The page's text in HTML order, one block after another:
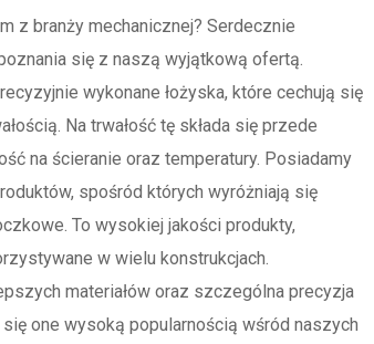
z branży mechanicznej? Serdecznie
się z naszą wyjątkową ofertą.
wykonane łożyska, które cechują się
Na trwałość tę składa się przede
na ścieranie oraz temperatury. Posiadamy
spośród których wyróżniają się
To wysokiej jakości produkty,
w wielu konstrukcjach.
materiałów oraz szczególna precyzja
one wysoką popularnością wśród naszych